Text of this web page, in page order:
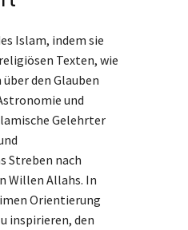
Islam, indem sie
Texten, wie
den Glauben
und
Gelehrter
Streben nach
Willen Allahs. In
Orientierung
inspirieren, den